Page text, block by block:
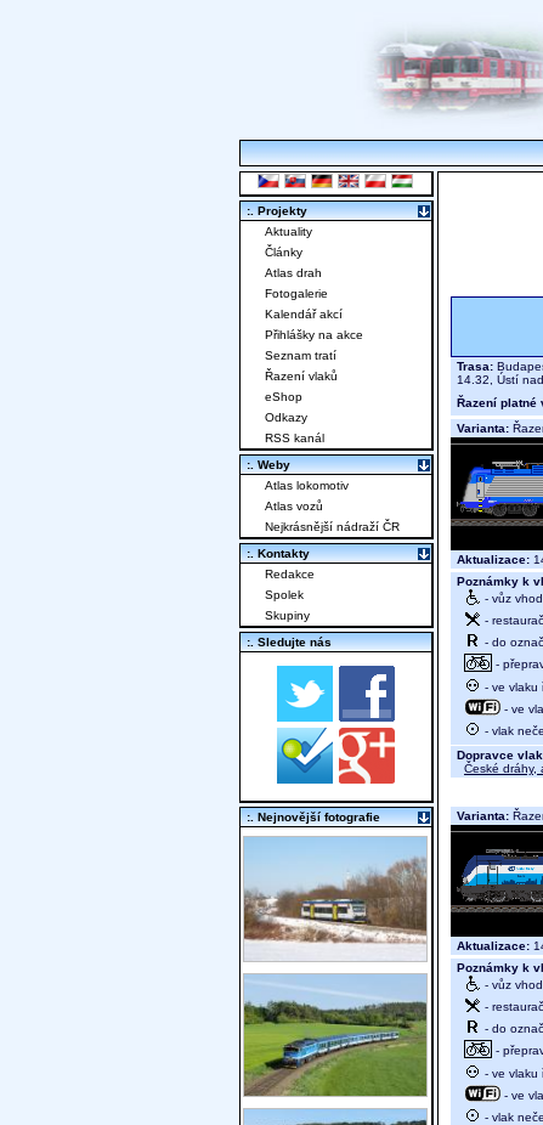
Trasa:
14.32, Ústí
Řazení platné
Varianta:
Aktualizace:
Poznámky k
- vůz
-
- do
-
- ve vlaku
- ve
- vlak
Dopravce
České dráhy,
Varianta:
Aktualizace:
Poznámky k
- vůz
-
- do
-
- ve vlaku
- ve
- vlak
:. Projekty
Aktuality
Články
Atlas drah
Fotogalerie
Kalendář akcí
Přihlášky na akce
Seznam tratí
Řazení vlaků
eShop
Odkazy
RSS kanál
:. Weby
Atlas lokomotiv
Atlas vozů
Nejkrásnější nádraží ČR
:. Kontakty
Redakce
Spolek
Skupiny
:. Sledujte nás
:. Nejnovější fotografie